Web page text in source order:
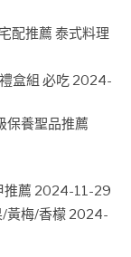
配推薦 泰式料理
盒組 必吃 2024-
保養聖品推薦
推薦 2024-11-29
/黃梅/香檬 2024-